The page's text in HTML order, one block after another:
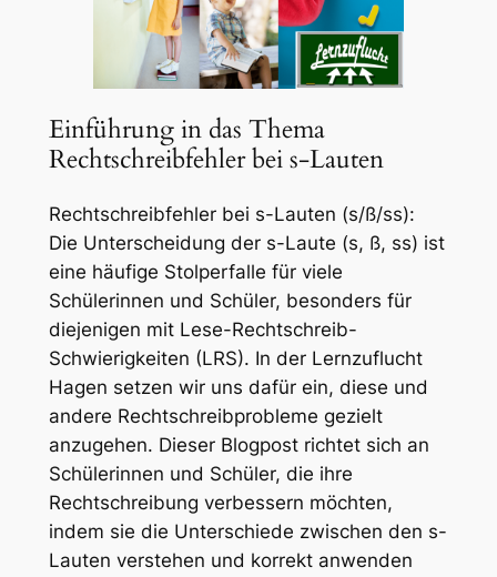
Einführung in das Thema
Rechtschreibfehler bei s-Lauten
Rechtschreibfehler bei s-Lauten (s/ß/ss):
Die Unterscheidung der s-Laute (s, ß, ss) ist
eine häufige Stolperfalle für viele
Schülerinnen und Schüler, besonders für
diejenigen mit Lese-Rechtschreib-
Schwierigkeiten (LRS). In der Lernzuflucht
Hagen setzen wir uns dafür ein, diese und
andere Rechtschreibprobleme gezielt
anzugehen. Dieser Blogpost richtet sich an
Schülerinnen und Schüler, die ihre
Rechtschreibung verbessern möchten,
indem sie die Unterschiede zwischen den s-
Lauten verstehen und korrekt anwenden